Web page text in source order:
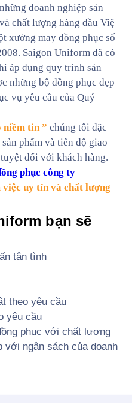
doanh nghiệp sản
chất lượng hàng đầu Việt
xưởng may đồng phục số
Saigon Uniform đã có
áp dụng quy trình sản
những bộ đồng phục đẹp
vụ yêu cầu của Quý
niềm tin ” chúng tôi đặc
phẩm và tiến độ giao
đối với khách hàng.
phục công ty
uy tín và chất lượng
bạn sẽ
tận tình
theo yêu cầu
yêu cầu
phục với chất lượng
với ngân sách của doanh